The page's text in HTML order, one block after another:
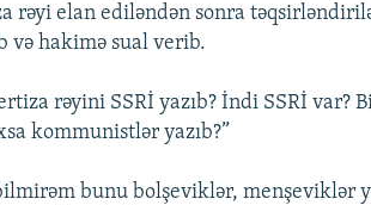
rəyi elan ediləndən sonra
və hakimə sual verib.
rəyini SSRİ yazıb? İndi SSRİ
kommunistlər yazıb?”
bunu bolşeviklər, menşeviklər